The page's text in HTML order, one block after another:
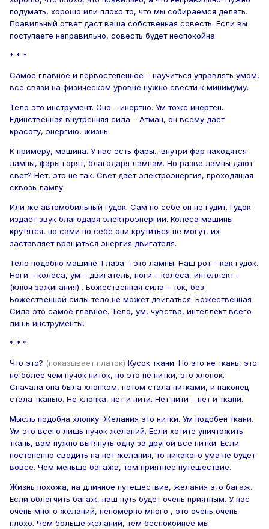
подумать, хорошо или плохо то, что мы собираемся делать.
Правильный ответ даст ваша собственная совесть. Если вы
поступаете неправильно, совесть будет неспокойна.
* * *
Самое главное и первостепенное – научиться управлять умом,
все связи на физическом уровне нужно свести к минимуму.
Тело это инструмент. Оно – инертно. Ум тоже инертен.
Единственная внутренняя сила – Атман, он всему даёт
красоту, энергию, жизнь.
К примеру, машина. У нас есть фары., внутри фар находятся
лампы, фары горят, благодаря лампам. Но разве лампы дают
свет? Нет, это не так. Свет даёт электроэнергия, проходящая
сквозь лампу.
Или же автомобильный гудок. Сам по себе он не гудит. Гудок
издаёт звук благодаря электроэнергии. Колёса машины
крутятся, но сами по себе они крутиться не могут, их
заставляет вращаться энергия двигателя.
Тело подобно машине. Глаза – это лампы. Наш рот – как гудок.
Ноги – колёса, ум – двигатель, ноги – колёса, интеллект –
(ключ зажигания) . Божественная сила – ток, без
Божественной силы тело не может двигаться. Божественная
Сила это самое главное. Тело, ум, чувства, интеллект всего
лишь инструменты.
* * *
Что это? (показывает платок) Кусок ткани. Но это не ткань, это
не более чем пучок ниток, но это не нитки, это хлопок.
Сначала она была хлопком, потом стала нитками, и наконец
стала тканью. Не хлопка, нет и нити. Нет нити – нет и ткани.
Мысль подобна хлопку. Желания это нитки. Ум подобен ткани.
Ум это всего лишь пучок желаний. Если хотите уничтожить
ткань, вам нужно вытянуть одну за другой все нитки. Если
постепенно сводить на нет желания, то никакого ума не будет
вовсе. Чем меньше багажа, тем приятнее путешествие.
Жизнь похожа, на длинное путешествие, желания это багаж.
Если облегчить багаж, наш путь будет очень приятным. У нас
очень много желаний, непомерно много , это очень очень
плохо. Чем больше желаний, тем беспокойнее мы